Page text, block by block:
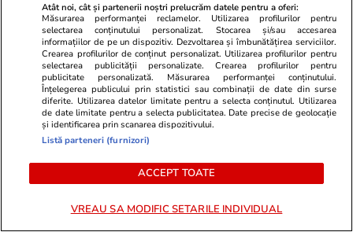
elevă din rural cu o medie de top
la Evaluarea Națională a ales un
liceu tehnologic. „Este o
nebuloasă și pentru noi”
turcilor de
Egipteanul
Denis
ULTIMELE ȘTIRI
miliarde de dolari în doar câteva săptămâni.
Atât noi, cât și partenerii noștri prelucrăm datele pentru a oferi:
Măsurarea performanței reclamelor. Utilizarea profilurilor pentru
selectarea conținutului personalizat. Stocarea și/sau accesarea
informațiilor de pe un dispozitiv. Dezvoltarea și îmbunătățirea serviciilor.
Crearea profilurilor de conținut personalizat. Utilizarea profilurilor pentru
selectarea publicității personalizate. Crearea profilurilor pentru
publicitate personalizată. Măsurarea performanței conținutului.
Înțelegerea publicului prin statistici sau combinații de date din surse
diferite. Utilizarea datelor limitate pentru a selecta conținutul. Utilizarea
de date limitate pentru a selecta publicitatea. Date precise de geolocație
și identificarea prin scanarea dispozitivului.
Listă parteneri (furnizori)
ACCEPT TOATE
VREAU SA MODIFIC SETARILE INDIVIDUAL